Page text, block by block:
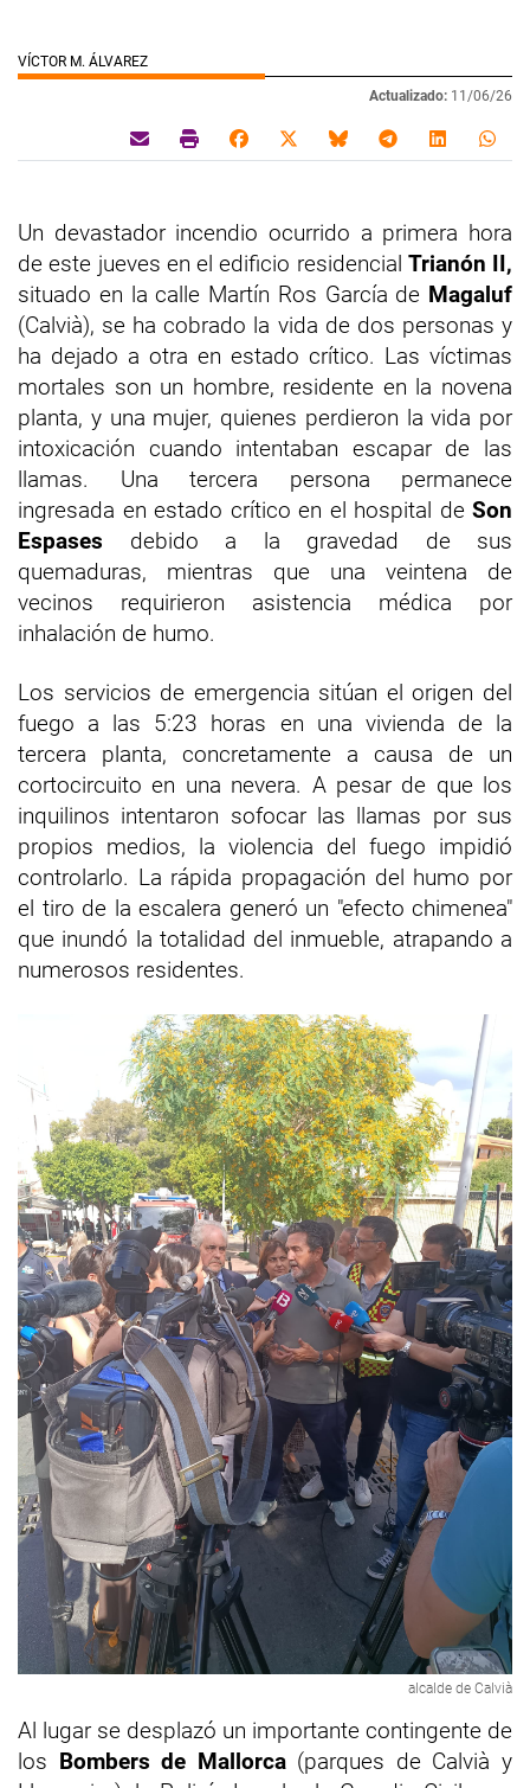
VÍCTOR M. ÁLVAREZ
Actualizado: 11/06/26
Un devastador incendio ocurrido a primera hora
de este jueves en el edificio residencial Trianón II,
situado en la calle Martín Ros García de Magaluf
(Calvià), se ha cobrado la vida de dos personas y
ha dejado a otra en estado crítico. Las víctimas
mortales son un hombre, residente en la novena
planta, y una mujer, quienes perdieron la vida por
intoxicación cuando intentaban escapar de las
llamas. Una tercera persona permanece
ingresada en estado crítico en el hospital de Son
Espases debido a la gravedad de sus
quemaduras, mientras que una veintena de
vecinos requirieron asistencia médica por
inhalación de humo.
Los servicios de emergencia sitúan el origen del
fuego a las 5:23 horas en una vivienda de la
tercera planta, concretamente a causa de un
cortocircuito en una nevera. A pesar de que los
inquilinos intentaron sofocar las llamas por sus
propios medios, la violencia del fuego impidió
controlarlo. La rápida propagación del humo por
el tiro de la escalera generó un "efecto chimenea"
que inundó la totalidad del inmueble, atrapando a
numerosos residentes.
alcalde de Calvià
Al lugar se desplazó un importante contingente de
los Bombers de Mallorca(parques de Calvià y